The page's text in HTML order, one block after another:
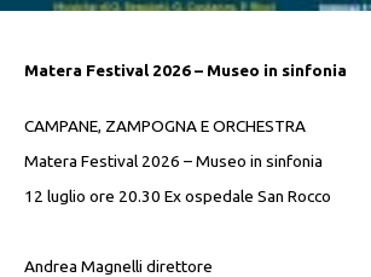
Matera Festival 2026 – Museo in sinfonia
CAMPANE, ZAMPOGNA E ORCHESTRA
Matera Festival 2026 – Museo in sinfonia
12 luglio ore 20.30 Ex ospedale San Rocco
Andrea Magnelli direttore